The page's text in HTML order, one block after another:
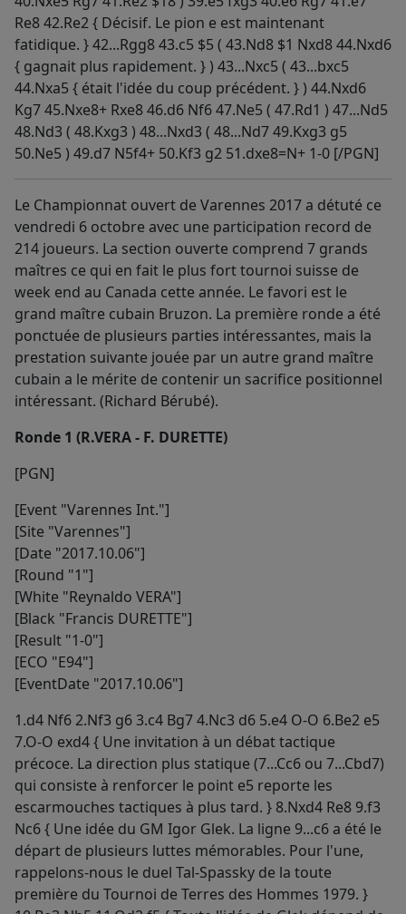
Re8 42.Re2 { Décisif. Le pion e est maintenant
fatidique. } 42...Rgg8 43.c5 $5 ( 43.Nd8 $1 Nxd8 44.Nxd6
{ gagnait plus rapidement. } ) 43...Nxc5 ( 43...bxc5
44.Nxa5 { était l'idée du coup précédent. } ) 44.Nxd6
Kg7 45.Nxe8+ Rxe8 46.d6 Nf6 47.Ne5 ( 47.Rd1 ) 47...Nd5
48.Nd3 ( 48.Kxg3 ) 48...Nxd3 ( 48...Nd7 49.Kxg3 g5
50.Ne5 ) 49.d7 N5f4+ 50.Kf3 g2 51.dxe8=N+ 1-0 [/PGN]
Le Championnat ouvert de Varennes 2017 a détuté ce
vendredi 6 octobre avec une participation record de
214 joueurs. La section ouverte comprend 7 grands
maîtres ce qui en fait le plus fort tournoi suisse de
week end au Canada cette année. Le favori est le
grand maître cubain Bruzon. La première ronde a été
ponctuée de plusieurs parties intéressantes, mais la
prestation suivante jouée par un autre grand maître
cubain a le mérite de contenir un sacrifice positionnel
intéressant. (Richard Bérubé).
Ronde 1 (R.VERA - F. DURETTE)
[PGN]
[Event "Varennes Int."]
[Site "Varennes"]
[Date "2017.10.06"]
[Round "1"]
[White "Reynaldo VERA"]
[Black "Francis DURETTE"]
[Result "1-0"]
[ECO "E94"]
[EventDate "2017.10.06"]
1.d4 Nf6 2.Nf3 g6 3.c4 Bg7 4.Nc3 d6 5.e4 O-O 6.Be2 e5
7.O-O exd4 { Une invitation à un débat tactique
précoce. La direction plus statique (7...Cc6 ou 7...Cbd7)
qui consiste à renforcer le point e5 reporte les
escarmouches tactiques à plus tard. } 8.Nxd4 Re8 9.f3
Nc6 { Une idée du GM Igor Glek. La ligne 9...c6 a été le
départ de plusieurs luttes mémorables. Pour l'une,
rappelons-nous le duel Tal-Spassky de la toute
première du Tournoi de Terres des Hommes 1979. }